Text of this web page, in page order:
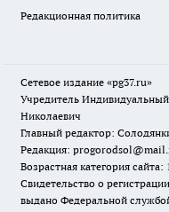
Редакционная политика
Сетевое издание «pg37.ru»
Учредитель
Николаевич
Главный редактор:
Редакция:
Возрастная категория сайта:
Свидетельство о
выдано Федеральной